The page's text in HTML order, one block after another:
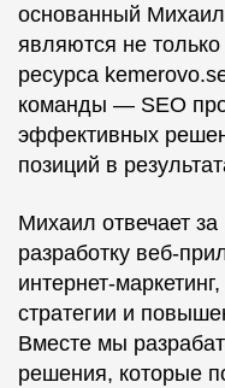
основанный
являются не
ресурса
команды — SEO
эффективных
позиций в
Михаил отвечает
разработку веб-
интернет-
стратегии и
Вместе мы
решения, которые